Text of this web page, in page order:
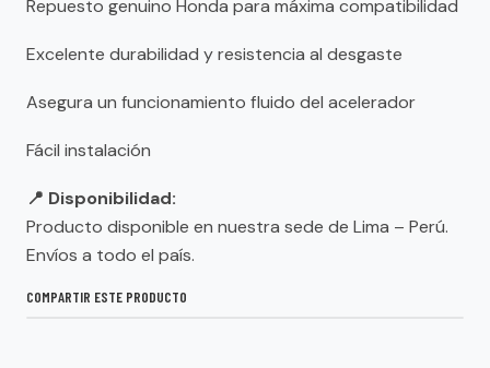
Repuesto genuino Honda para máxima compatibilidad
Excelente durabilidad y resistencia al desgaste
Asegura un funcionamiento fluido del acelerador
Fácil instalación
📍 Disponibilidad:
Producto disponible en nuestra sede de Lima – Perú.
Envíos a todo el país.
COMPARTIR ESTE PRODUCTO